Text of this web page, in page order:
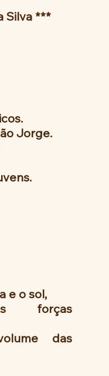
Silva ***
Jorge.
e o sol,
forças
das